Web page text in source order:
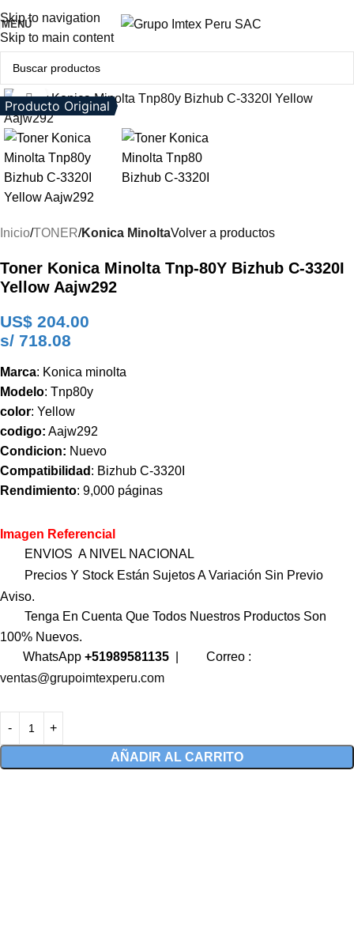
Skip to navigation
Skip to main content
MENÚ
Producto Original
Clic para ampliar
Inicio TONER Konica MinoltaVolver a productos
Toner Konica Minolta Tnp-80Y Bizhub C-3320I
Yellow Aajw292
US$ 204.00
s/ 718.08
Marca: Konica minolta
Modelo: Tnp80y
color: Yellow
codigo: Aajw292
Condicion: Nuevo
Compatibilidad : Bizhub C-3320I
Rendimiento: 9,000 páginas
Imagen Referencial
ENVIOS A NIVEL NACIONAL
Precios Y Stock Están Sujetos A Variación Sin Previo
Aviso.
Tenga En Cuenta Que Todos Nuestros Productos Son
100% Nuevos.
WhatsApp +51989581135
Correo :
ventas@grupoimtexperu.com
AÑADIR AL CARRITO